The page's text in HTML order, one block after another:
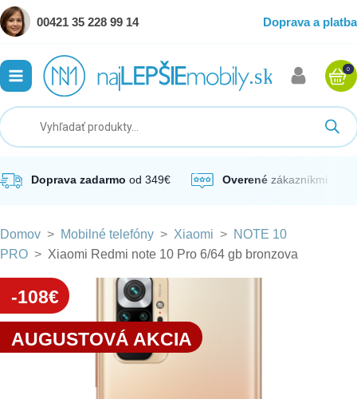
00421 35 228 99 14 Doprava a platba
0
Doprava zadarmo od 349€ Overené zákazníkmi
Domov > Mobilné telefóny > Xiaomi > NOTE 10
PRO > Xiaomi Redmi note 10 Pro 6/64 gb bronzova
-108€
AUGUSTOVÁ AKCIA